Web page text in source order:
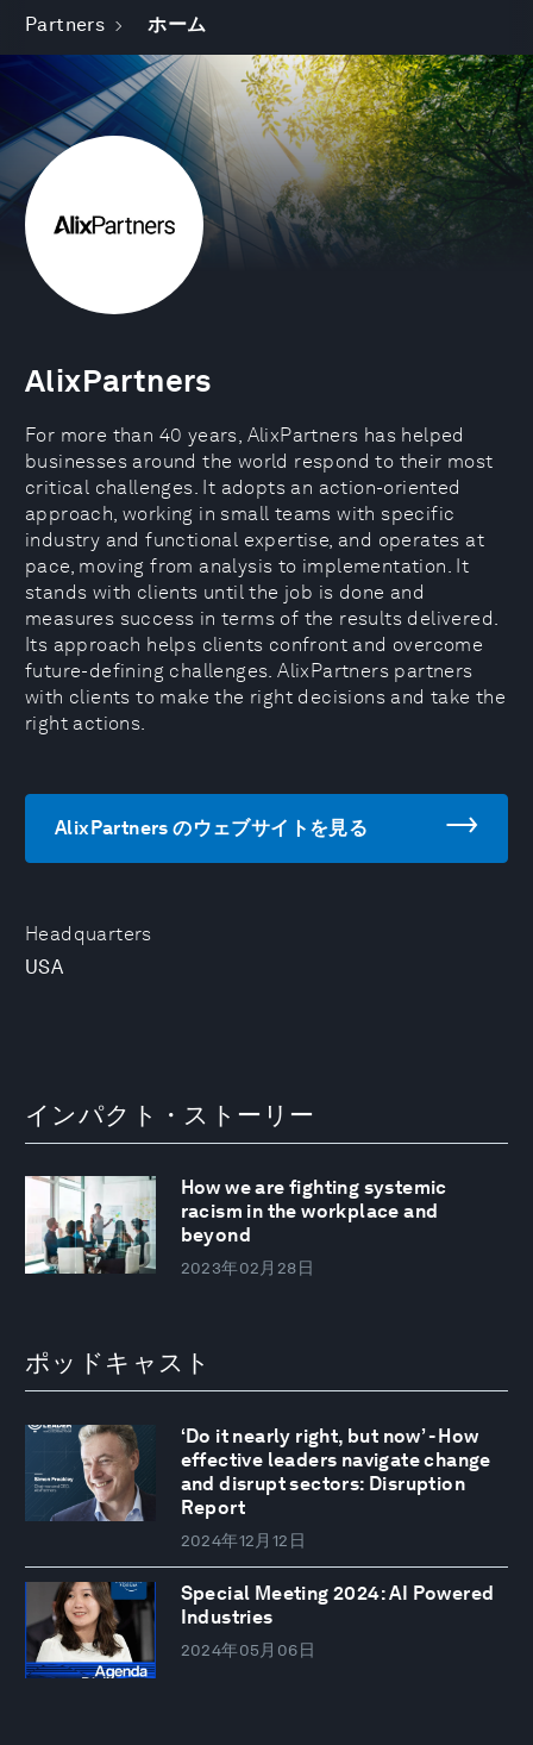
Partners ホーム
Headquarters
USA
AlixPartners
For more than 40 years, AlixPartners has helped
businesses around the world respond to their most
critical challenges. It adopts an action-oriented
approach, working in small teams with specific
industry and functional expertise, and operates at
pace, moving from analysis to implementation. It
stands with clients until the job is done and
measures success in terms of the results delivered.
Its approach helps clients confront and overcome
future-defining challenges. AlixPartners partners
with clients to make the right decisions and take the
right actions.
AlixPartners のウェブサイトを見る
インパクト・ストーリー
How we are fighting systemic
racism in the workplace and
beyond
2023年02月28日
ポッドキャスト
‘Do it nearly right, but now’ - How
effective leaders navigate change
and disrupt sectors: Disruption
Report
2024年12月12日
Special Meeting 2024: AI Powered
Industries
2024年05月06日